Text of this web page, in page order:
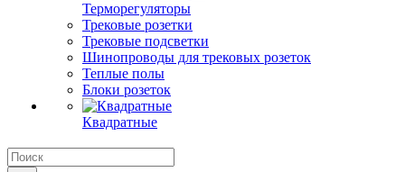
Терморегуляторы
Трековые розетки
Трековые подсветки
Шинопроводы для трековых розеток
Теплые полы
Блоки розеток
Квадратные